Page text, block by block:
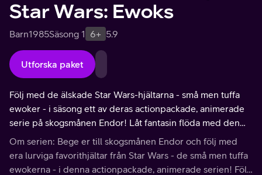
Star Wars: Ewoks
Barn1985Säsong 1 6+ 5.9
Utforska paket
Följ med de älskade Star Wars-hjältarna - små men tuffa
ewoker - i säsong ett av deras actionpackade, animerade
serie på skogsmånen Endor! Låt fantasin flöda med den
unga Wicket, hans vänner, prinsessan Kneesaa, Teebo &
Latara, och deras stamm när de strider mot farliga fiender
och hittar nya vänskaper.
Om serien: Bege er till skogsmånen Endor och följ med
era lurviga favorithjältar från Star Wars - de små men tuffa
ewokerna - i denna actionpackade, animerade serien! Följ